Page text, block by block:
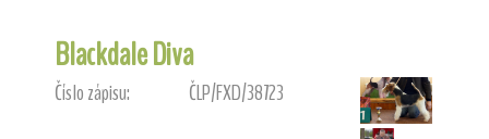
Blackdale Diva
Číslo zápisu: ČLP/FXD/38723